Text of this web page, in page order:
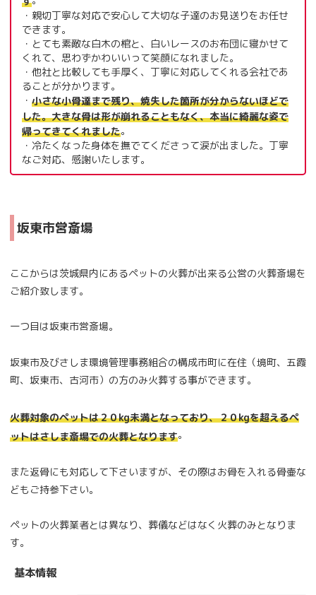
・親切丁寧な対応で安心して大切な子達のお見送りをお任せ
できます。
・とても素敵な白木の棺と、白いレースのお布団に寝かせて
くれて、思わずかわいいって笑顔になれました。
・他社と比較しても手厚く、丁寧に対応してくれる会社であ
ることが分かります。
・ 小さな小骨達まで残り、焼失した箇所が分からないほどで
した。大きな骨は形が崩れることもなく、本当に綺麗な姿で
帰ってきてくれました。
・冷たくなった身体を撫でてくださって涙が出ました。丁寧
なご対応、感謝いたします。
坂東市営斎場
ここからは茨城県内にあるペットの火葬が出来る公営の火葬斎場を
ご紹介致します。
一つ目は坂東市営斎場。
坂東市及びさしま環境管理事務組合の構成市町に在住（境町、五霞
町、坂東市、古河市）の方のみ火葬する事ができます。
火葬対象のペットは２０kg未満となっており、２０kgを超えるペ
ットはさしま斎場での火葬となります。
また返骨にも対応して下さいますが、その際はお骨を入れる骨壷な
どもご持参下さい。
ペットの火葬業者とは異なり、葬儀などはなく火葬のみとなりま
す。
基本情報